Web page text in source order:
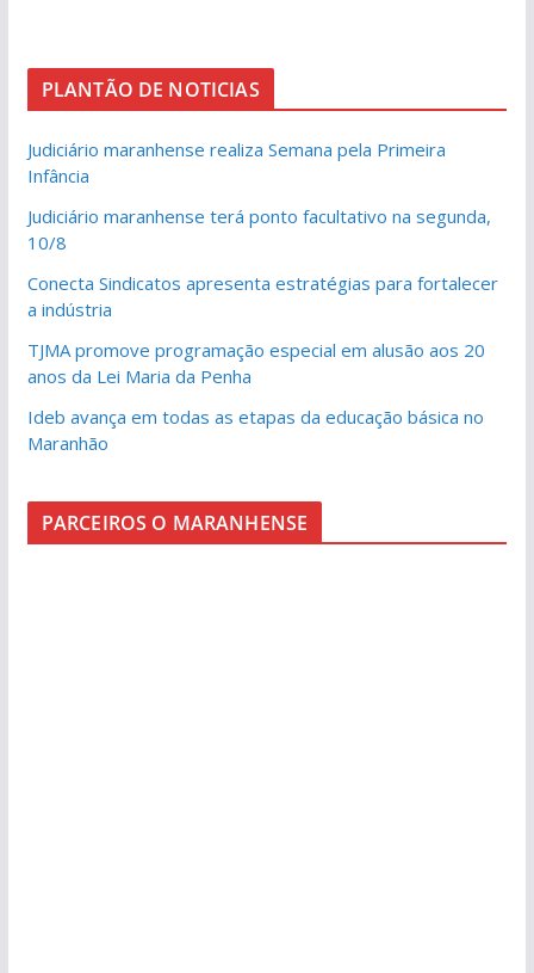
PLANTÃO DE NOTICIAS
Judiciário maranhense realiza Semana pela Primeira
Infância
Judiciário maranhense terá ponto facultativo na segunda,
10/8
Conecta Sindicatos apresenta estratégias para fortalecer
a indústria
TJMA promove programação especial em alusão aos 20
anos da Lei Maria da Penha
Ideb avança em todas as etapas da educação básica no
Maranhão
PARCEIROS O MARANHENSE